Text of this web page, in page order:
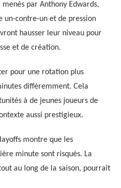
par Anthony Edwards,
un-contre-un et de pression
hausser leur niveau pour
et de création.
pour une rotation plus
différemment. Cela
à de jeunes joueurs de
aussi prestigieux.
montre que les
minute sont risqués. La
au long de la saison, pourrait